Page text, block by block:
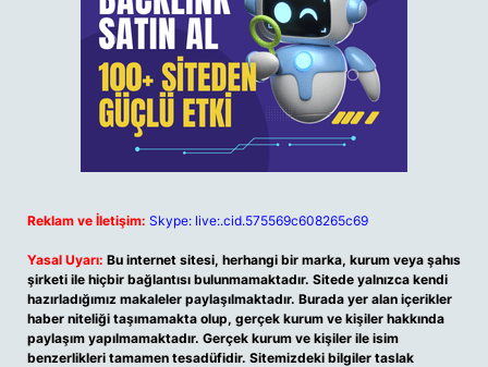
Reklam ve İletişim: Skype: live:.cid.575569c608265c69
Yasal Uyarı: Bu internet sitesi, herhangi bir marka, kurum veya şahıs
şirketi ile hiçbir bağlantısı bulunmamaktadır. Sitede yalnızca kendi
hazırladığımız makaleler paylaşılmaktadır. Burada yer alan içerikler
haber niteliği taşımamakta olup, gerçek kurum ve kişiler hakkında
paylaşım yapılmamaktadır. Gerçek kurum ve kişiler ile isim
benzerlikleri tamamen tesadüfidir. Sitemizdeki bilgiler taslak